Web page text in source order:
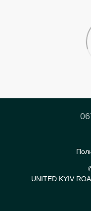
UNITED KYIV